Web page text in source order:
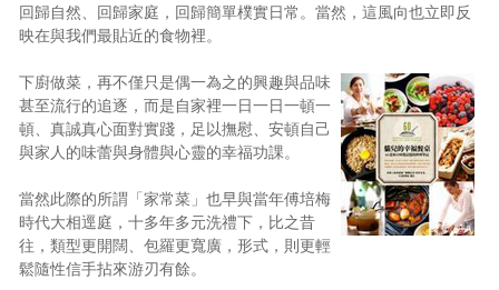
回歸自然、回歸家庭，回歸簡單樸實日常。當然，這風向也立即反
映在與我們最貼近的食物裡。
下廚做菜，再不僅只是偶一為之的興趣與品味
甚至流行的追逐，而是自家裡一日一日一頓一
頓、真誠真心面對實踐，足以撫慰、安頓自己
與家人的味蕾與身體與心靈的幸福功課。
當然此際的所謂「家常菜」也早與當年傅培梅
時代大相逕庭，十多年多元洗禮下，比之昔
往，類型更開闊、包羅更寬廣，形式，則更輕
鬆隨性信手拈來游刃有餘。